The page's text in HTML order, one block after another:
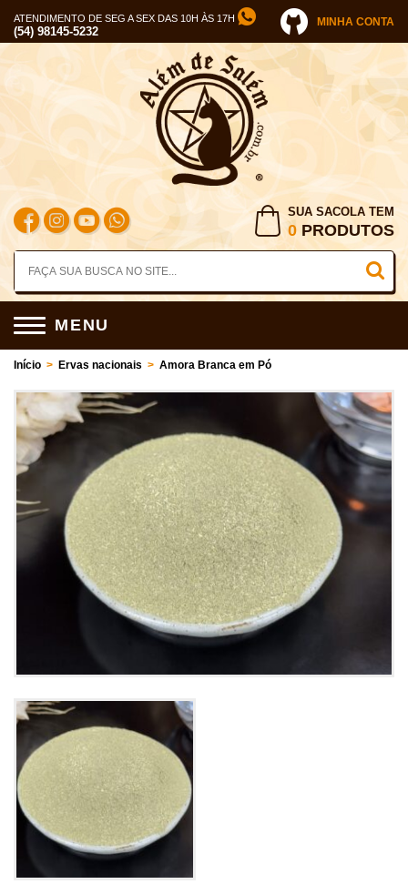
ATENDIMENTO DE SEG A SEX DAS 10H ÀS 17H
(54) 98145-5232
MINHA CONTA
SUA SACOLA TEM
0 PRODUTOS
MENU
Início > Ervas nacionais > Amora Branca em Pó